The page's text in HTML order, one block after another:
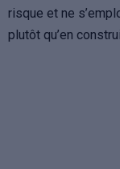
risque et ne
plutôt qu’en